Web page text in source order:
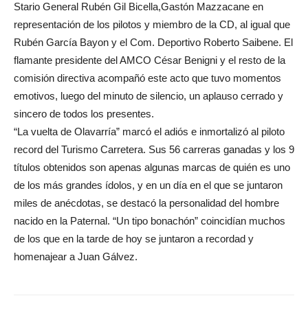
Stario General Rubén Gil Bicella,Gastón Mazzacane en
representación de los pilotos y miembro de la CD, al igual que
Rubén García Bayon y el Com. Deportivo Roberto Saibene. El
flamante presidente del AMCO César Benigni y el resto de la
comisión directiva acompañó este acto que tuvo momentos
emotivos, luego del minuto de silencio, un aplauso cerrado y
sincero de todos los presentes.
“La vuelta de Olavarría” marcó el adiós e inmortalizó al piloto
record del Turismo Carretera. Sus 56 carreras ganadas y los 9
títulos obtenidos son apenas algunas marcas de quién es uno
de los más grandes ídolos, y en un día en el que se juntaron
miles de anécdotas, se destacó la personalidad del hombre
nacido en la Paternal. “Un tipo bonachón” coincidían muchos
de los que en la tarde de hoy se juntaron a recordad y
homenajear a Juan Gálvez.